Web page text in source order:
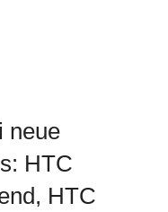
neue
HTC
HTC